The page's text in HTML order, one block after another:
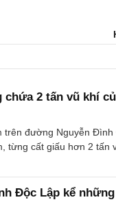
2 tấn vũ khí
trên đường Nguyễn Đình
từng cất giấu hơn 2 tấn
Độc Lập kể